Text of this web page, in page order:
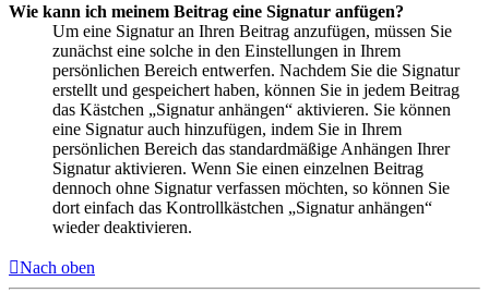
Wie kann ich meinem Beitrag eine Signatur anfügen?
Um eine Signatur an Ihren Beitrag anzufügen, müssen Sie
zunächst eine solche in den Einstellungen in Ihrem
persönlichen Bereich entwerfen. Nachdem Sie die Signatur
erstellt und gespeichert haben, können Sie in jedem Beitrag
das Kästchen „Signatur anhängen“ aktivieren. Sie können
eine Signatur auch hinzufügen, indem Sie in Ihrem
persönlichen Bereich das standardmäßige Anhängen Ihrer
Signatur aktivieren. Wenn Sie einen einzelnen Beitrag
dennoch ohne Signatur verfassen möchten, so können Sie
dort einfach das Kontrollkästchen „Signatur anhängen“
wieder deaktivieren.
Nach oben